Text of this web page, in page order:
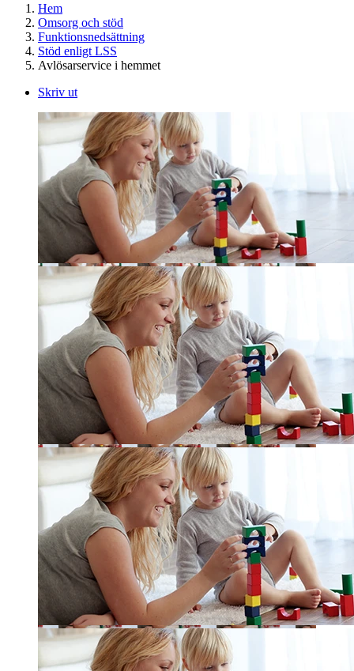
Hem
Omsorg och stöd
Funktionsnedsättning
Stöd enligt LSS
Avlösarservice i hemmet
Skriv ut